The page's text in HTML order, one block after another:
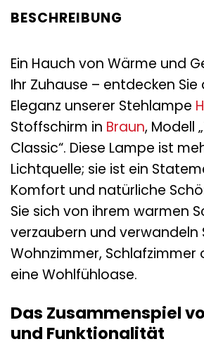
BESCHREIBUNG
Ein Hauch von Wärme und
Ihr Zuhause – entdecken Sie
Eleganz unserer Stehlampe
Stoffschirm in Braun, Modell
Classic“. Diese Lampe ist
Lichtquelle; sie ist ein
Komfort und natürliche
Sie sich von ihrem warmen
verzaubern und verwandeln
Wohnzimmer, Schlafzimmer
eine Wohlfühloase.
Das Zusammenspiel
und Funktionalität